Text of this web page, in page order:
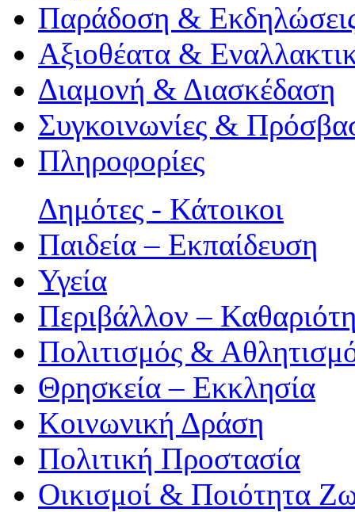
Παράδοση &
Αξιοθέατα &
Διαμονή & Διασκέδαση
Συγκοινωνίες &
Πληροφορίες
Δημότες - Κάτοικοι
Παιδεία – Εκπαίδευση
Υγεία
Περιβάλλον –
Πολιτισμός &
Θρησκεία – Εκκλησία
Κοινωνική Δράση
Πολιτική Προστασία
Οικισμοί & Ποιότητα